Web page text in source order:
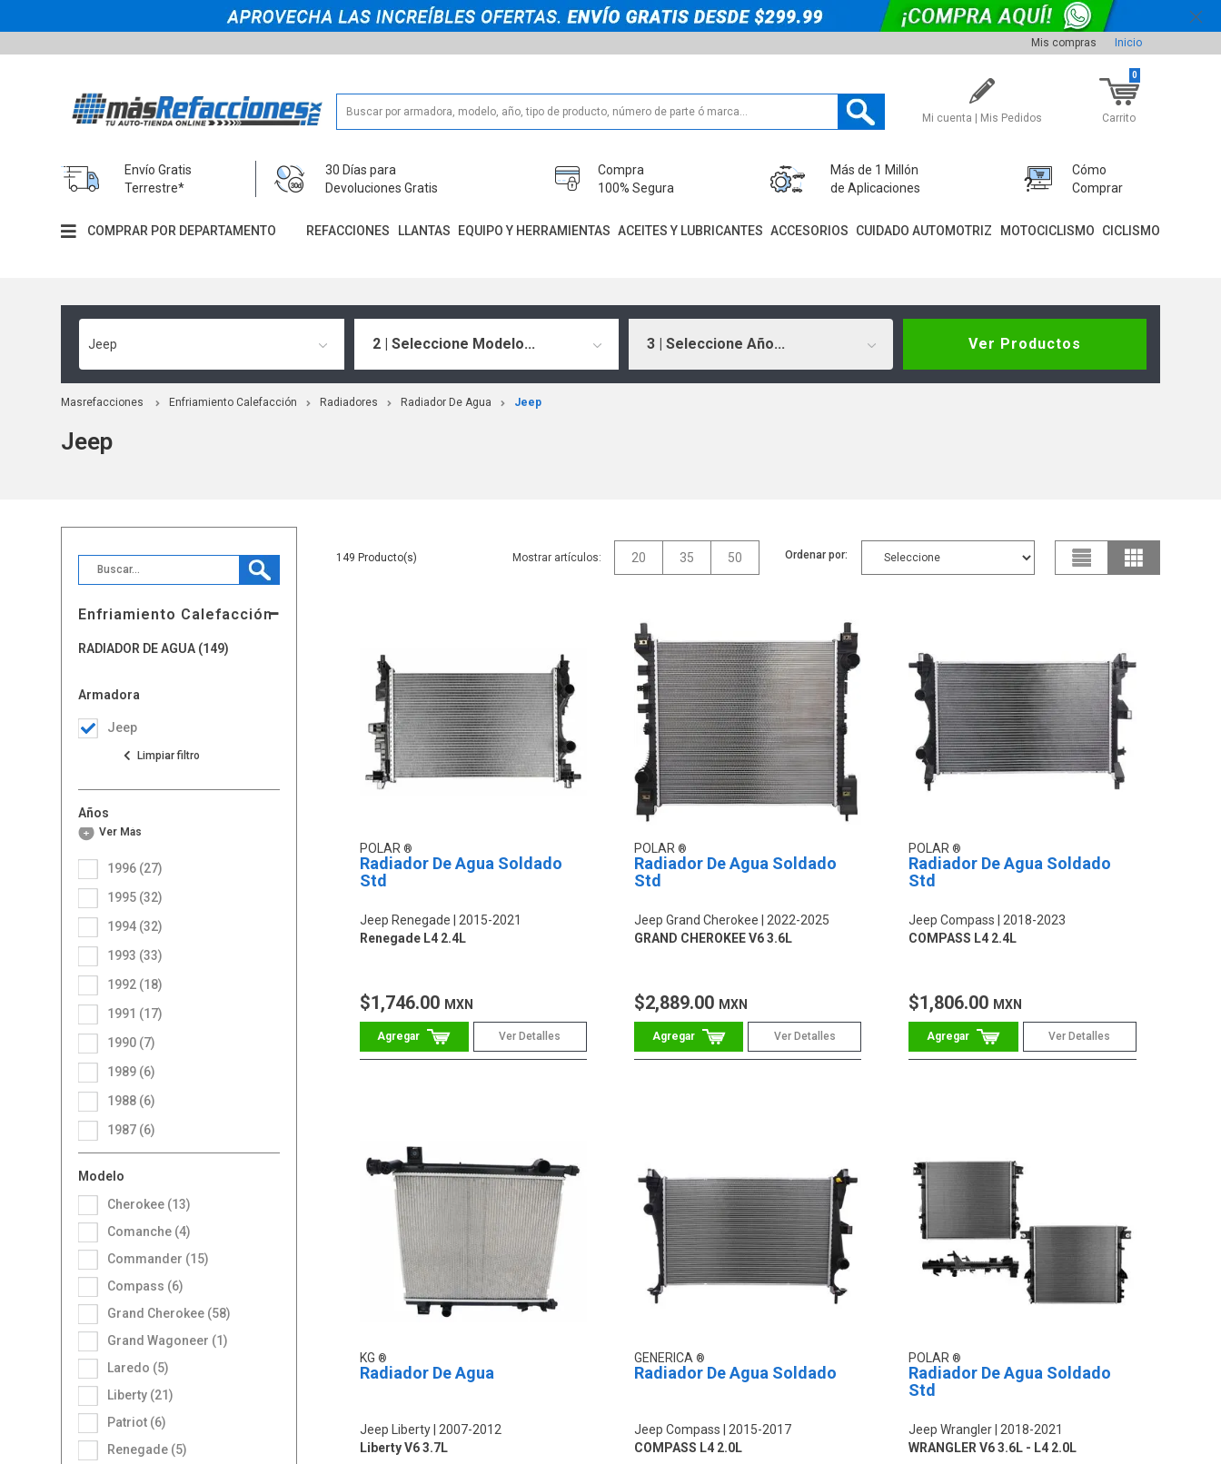
Mis compras Inicio
Mi cuenta | Mis Pedidos Carrito
0
Envío Gratis
Terrestre*
30 Días para
Devoluciones Gratis
Compra
100% Segura
Más de 1 Millón
de Aplicaciones
Cómo
Comprar
COMPRAR POR DEPARTAMENTO REFACCIONES LLANTAS EQUIPO Y HERRAMIENTAS ACEITES Y LUBRICANTES ACCESORIOS CUIDADO AUTOMOTRIZ MOTOCICLISMO CICLISMO
Jeep 2 | Seleccione Modelo... 3 | Seleccione Año... Ver Productos
Masrefacciones Enfriamiento Calefacción Radiadores Radiador De Agua Jeep
Jeep
Enfriamiento Calefacción
RADIADOR DE AGUA (149)
Armadora
Jeep
Modelo
Cherokee (13)
Comanche (4)
Commander (15)
Compass (6)
Grand Cherokee (58)
Grand Wagoneer (1)
Laredo (5)
Liberty (21)
Patriot (6)
Renegade (5)
Años
1987 (6)
1988 (6)
1989 (6)
1990 (7)
1991 (17)
1992 (18)
1993 (33)
1994 (32)
1995 (32)
1996 (27)
Ver Más
149 Mostrar artículos: 20 35 50 Ordenar por:
POLAR
Radiador De Agua Soldado
Std
Jeep Renegade
2015-2021
Renegade L4 2.4L
$1,746.00 MXN
Ver Detalles
POLAR
Radiador De Agua Soldado
Std
Jeep Grand Cherokee
2022-2025
GRAND CHEROKEE V6 3.6L
$2,889.00 MXN
Ver Detalles
POLAR
Radiador De Agua Soldado
Std
Jeep Compass
2018-2023
COMPASS L4 2.4L
$1,806.00 MXN
Ver Detalles
KG
Radiador De Agua
Jeep Liberty 2007-2012
Liberty V6 3.7L
GENERICA
Radiador De Agua Soldado
Jeep Compass
2015-2017
COMPASS L4 2.0L
POLAR
Radiador De Agua Soldado
Std
Jeep Wrangler 2018-2021
WRANGLER V6 3.6L - L4 2.0L